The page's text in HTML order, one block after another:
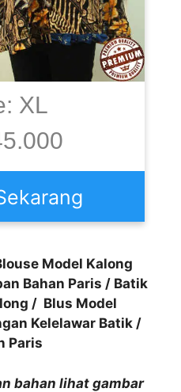
XL
Model Kalong
Bahan Paris / Batik
/ Blus Model
Kelelawar Batik /
Paris
bahan lihat gambar